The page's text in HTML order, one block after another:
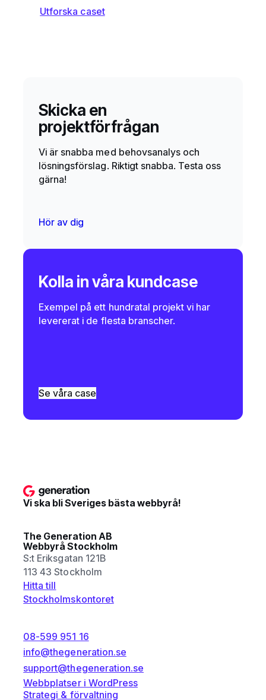
Utforska caset
Skicka en
projektförfrågan
Vi är snabba med behovsanalys och
lösningsförslag. Riktigt snabba. Testa oss
gärna!
Hör av dig
Kolla in våra kundcase
Exempel på ett hundratal projekt vi har
levererat i de flesta branscher.
Se våra case
Vi ska bli Sveriges bästa webbyrå!
The Generation AB
Webbyrå Stockholm
S:t Eriksgatan 121B
113 43 Stockholm
Hitta till
Stockholmskontoret
08-599 951 16
info@thegeneration.se
support@thegeneration.se
Webbplatser i WordPress
Strategi & förvaltning